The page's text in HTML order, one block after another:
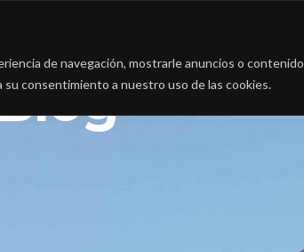
de navegación, mostrarle anuncios o
su consentimiento a nuestro uso de las cookies.